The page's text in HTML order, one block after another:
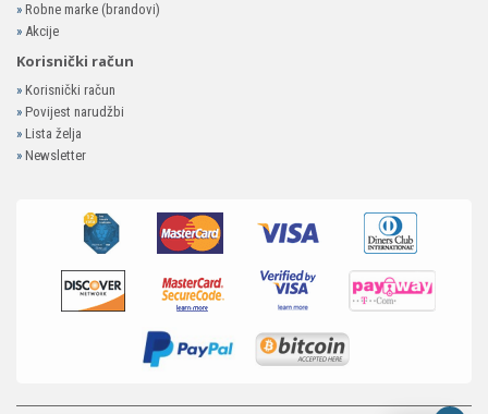
» Robne marke (brandovi)
» Akcije
Korisnički račun
» Korisnički račun
» Povijest narudžbi
» Lista želja
» Newsletter